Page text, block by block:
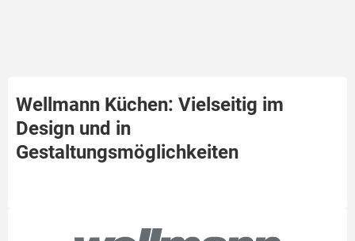
Wellmann Küchen: Vielseitig im
Design und in
Gestaltungsmöglichkeiten